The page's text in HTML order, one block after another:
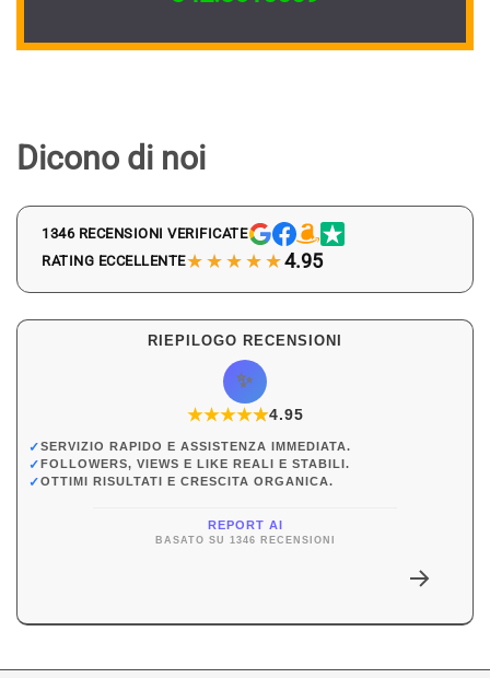
Dicono di noi
1346 RECENSIONI VERIFICATE
RATING ECCELLENTE★★★★★4.95
RIEPILOGO RECENSIONI
✨
★★★★★
★4.95
✓SERVIZIO RAPIDO E ASSISTENZA IMMEDIATA.
✓FOLLOWERS, VIEWS E LIKE REALI E STABILI.
✓OTTIMI RISULTATI E CRESCITA ORGANICA.
REPORT AI
BASATO SU 1346 RECENSIONI